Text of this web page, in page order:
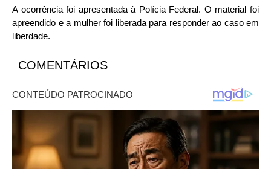
A ocorrência foi apresentada à Polícia Federal. O material foi
apreendido e a mulher foi liberada para responder ao caso em
liberdade.
COMENTÁRIOS